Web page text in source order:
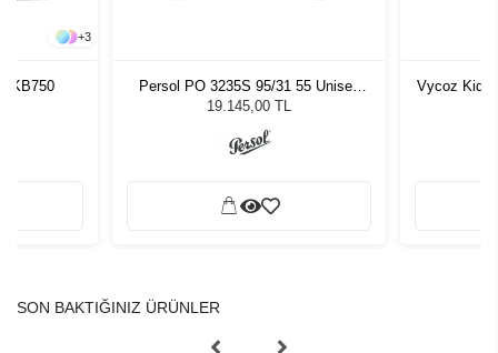
+3
KB750
Persol PO 3235S 95/31 55 Unisex
Güneş Gözlüğü
19.145,00 TL
Vycoz Kids
SON BAKTIĞINIZ ÜRÜNLER